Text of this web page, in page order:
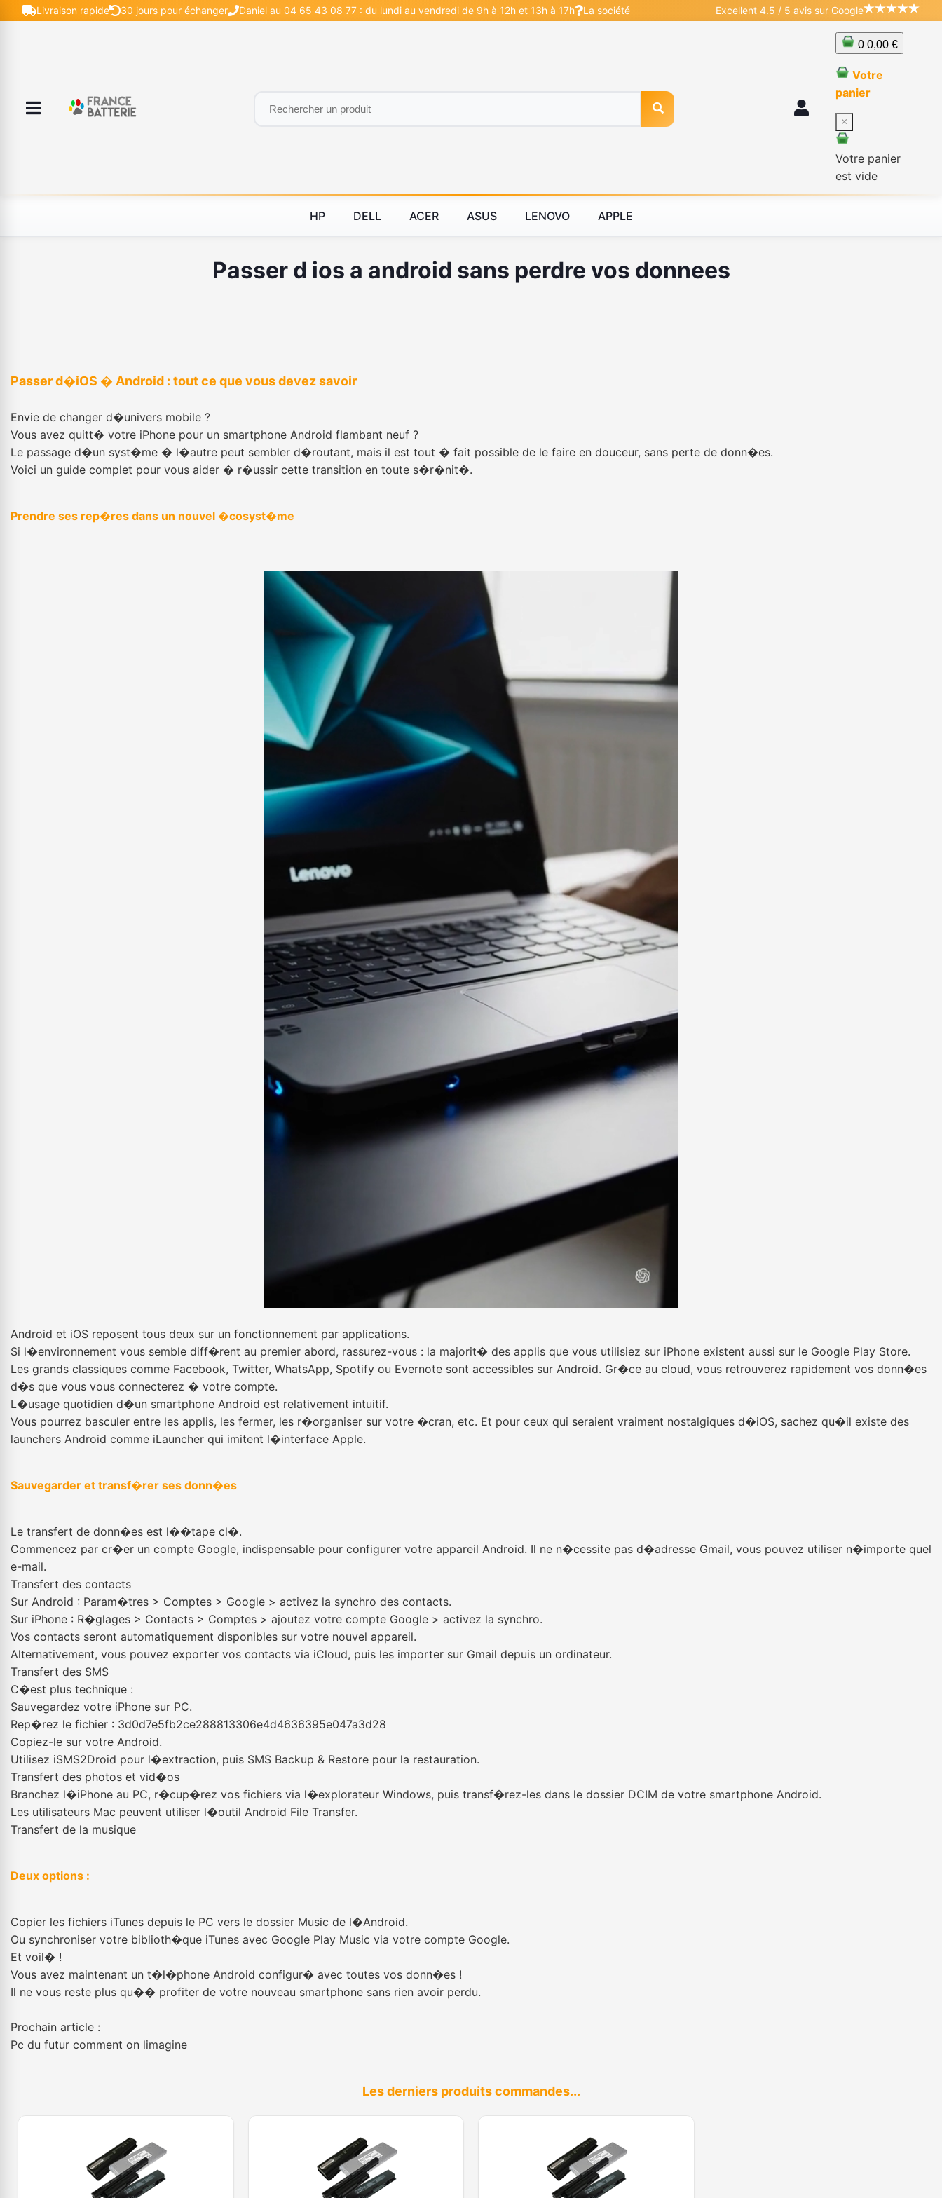
Livraison rapide 30 jours pour échanger Daniel au 04 65 43 08 77 : du lundi au vendredi de 9h à 12h et 13h à 17h La société Excellent 4.5 / 5 avis sur Google
0 0,00 €
Votre
panier
×
Votre panier
est vide
HP DELL ACER ASUS LENOVO APPLE
Passer d ios a android sans perdre vos donnees
Passer d�iOS � Android : tout ce que vous devez savoir
Envie de changer d�univers mobile ?
Vous avez quitt� votre iPhone pour un smartphone Android flambant neuf ?
Le passage d�un syst�me � l�autre peut sembler d�routant, mais il est tout � fait possible de le faire en douceur, sans perte de donn�es.
Voici un guide complet pour vous aider � r�ussir cette transition en toute s�r�nit�.
Prendre ses rep�res dans un nouvel �cosyst�me
Android et iOS reposent tous deux sur un fonctionnement par applications.
Si l�environnement vous semble diff�rent au premier abord, rassurez-vous : la majorit� des applis que vous utilisiez sur iPhone existent aussi sur le Google Play Store.
Les grands classiques comme Facebook, Twitter, WhatsApp, Spotify ou Evernote sont accessibles sur Android. Gr�ce au cloud, vous retrouverez rapidement vos donn�es
d�s que vous vous connecterez � votre compte.
L�usage quotidien d�un smartphone Android est relativement intuitif.
Vous pourrez basculer entre les applis, les fermer, les r�organiser sur votre �cran, etc. Et pour ceux qui seraient vraiment nostalgiques d�iOS, sachez qu�il existe des
launchers Android comme iLauncher qui imitent l�interface Apple.
Sauvegarder et transf�rer ses donn�es
Le transfert de donn�es est l��tape cl�.
Commencez par cr�er un compte Google, indispensable pour configurer votre appareil Android. Il ne n�cessite pas d�adresse Gmail, vous pouvez utiliser n�importe quel
e-mail.
Transfert des contacts
Sur Android : Param�tres > Comptes > Google > activez la synchro des contacts.
Sur iPhone : R�glages > Contacts > Comptes > ajoutez votre compte Google > activez la synchro.
Vos contacts seront automatiquement disponibles sur votre nouvel appareil.
Alternativement, vous pouvez exporter vos contacts via iCloud, puis les importer sur Gmail depuis un ordinateur.
Transfert des SMS
C�est plus technique :
Sauvegardez votre iPhone sur PC.
Rep�rez le fichier : 3d0d7e5fb2ce288813306e4d4636395e047a3d28
Copiez-le sur votre Android.
Utilisez iSMS2Droid pour l�extraction, puis SMS Backup & Restore pour la restauration.
Transfert des photos et vid�os
Branchez l�iPhone au PC, r�cup�rez vos fichiers via l�explorateur Windows, puis transf�rez-les dans le dossier DCIM de votre smartphone Android.
Les utilisateurs Mac peuvent utiliser l�outil Android File Transfer.
Transfert de la musique
Deux options :
Copier les fichiers iTunes depuis le PC vers le dossier Music de l�Android.
Ou synchroniser votre biblioth�que iTunes avec Google Play Music via votre compte Google.
Et voil� !
Vous avez maintenant un t�l�phone Android configur� avec toutes vos donn�es !
Il ne vous reste plus qu�� profiter de votre nouveau smartphone sans rien avoir perdu.
Prochain article :
Pc du futur comment on limagine
Les derniers produits commandes...